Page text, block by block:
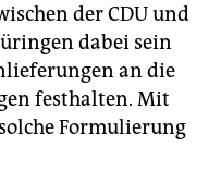
der CDU und
dabei sein
an die
festhalten. Mit
Formulierung